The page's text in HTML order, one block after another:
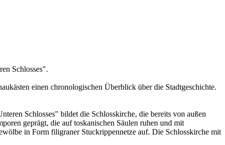
Schlosses".
einen chronologischen Überblick über die Stadtgeschichte.
Schlosses" bildet die Schlosskirche, die bereits von außen
geprägt, die auf toskanischen Säulen ruhen und mit
in Form filigraner Stuckrippennetze auf. Die Schlosskirche mit